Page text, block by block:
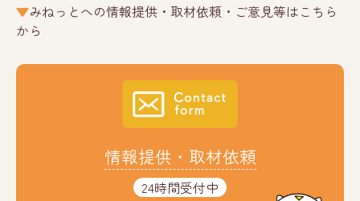
みねっとへの情報提供・取材依頼・ご意見等はこちら
から
情報提供・取材依頼
24時間受付中